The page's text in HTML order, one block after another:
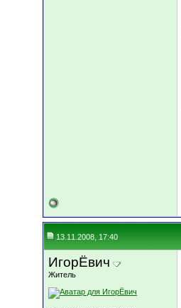
13.11.2008, 17:40
ИгорЁвич
Житель